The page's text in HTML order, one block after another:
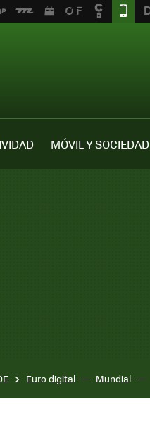
MÓVIL Y SOCIEDAD
Euro digital Mundial